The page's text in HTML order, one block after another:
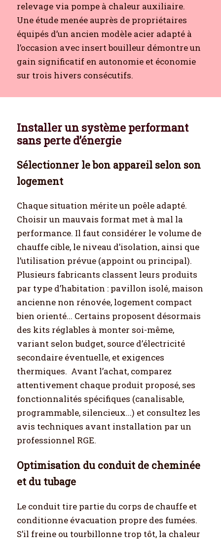
relevage via pompe à chaleur auxiliaire.
Une étude menée auprès de propriétaires
équipés d’un ancien modèle acier adapté à
l’occasion avec insert bouilleur démontre un
gain significatif en autonomie et économie
sur trois hivers consécutifs.
Installer un système performant
sans perte d’énergie
Sélectionner le bon appareil selon son
logement
Chaque situation mérite un poêle adapté.
Choisir un mauvais format met à mal la
performance. Il faut considérer le volume de
chauffe cible, le niveau d’isolation, ainsi que
l’utilisation prévue (appoint ou principal).
Plusieurs fabricants classent leurs produits
par type d’habitation : pavillon isolé, maison
ancienne non rénovée, logement compact
bien orienté... Certains proposent désormais
des kits réglables à monter soi-même,
variant selon budget, source d’électricité
secondaire éventuelle, et exigences
thermiques. Avant l’achat, comparez
attentivement chaque produit proposé, ses
fonctionnalités spécifiques (canalisable,
programmable, silencieux...) et consultez les
avis techniques avant installation par un
professionnel RGE.
Optimisation du conduit de cheminée
et du tubage
Le conduit tire partie du corps de chauffe et
conditionne évacuation propre des fumées.
S’il freine ou tourbillonne trop tôt, la chaleur